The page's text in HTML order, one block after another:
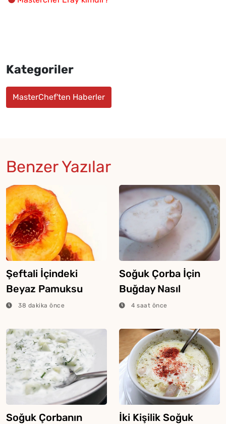
Kategoriler
MasterChef'ten Haberler
Benzer Yazılar
Şeftali İçindeki
Beyaz Pamuksu
Dokunun Sebebi
38 dakika önce
Soğuk Çorba İçin
Buğday Nasıl
Haşlanır?
4 saat önce
Soğuk Çorbanın
İki Kişilik Soğuk